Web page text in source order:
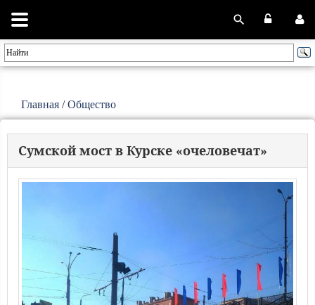
Главная /Общество
Сумской мост в Курске «очеловечат»